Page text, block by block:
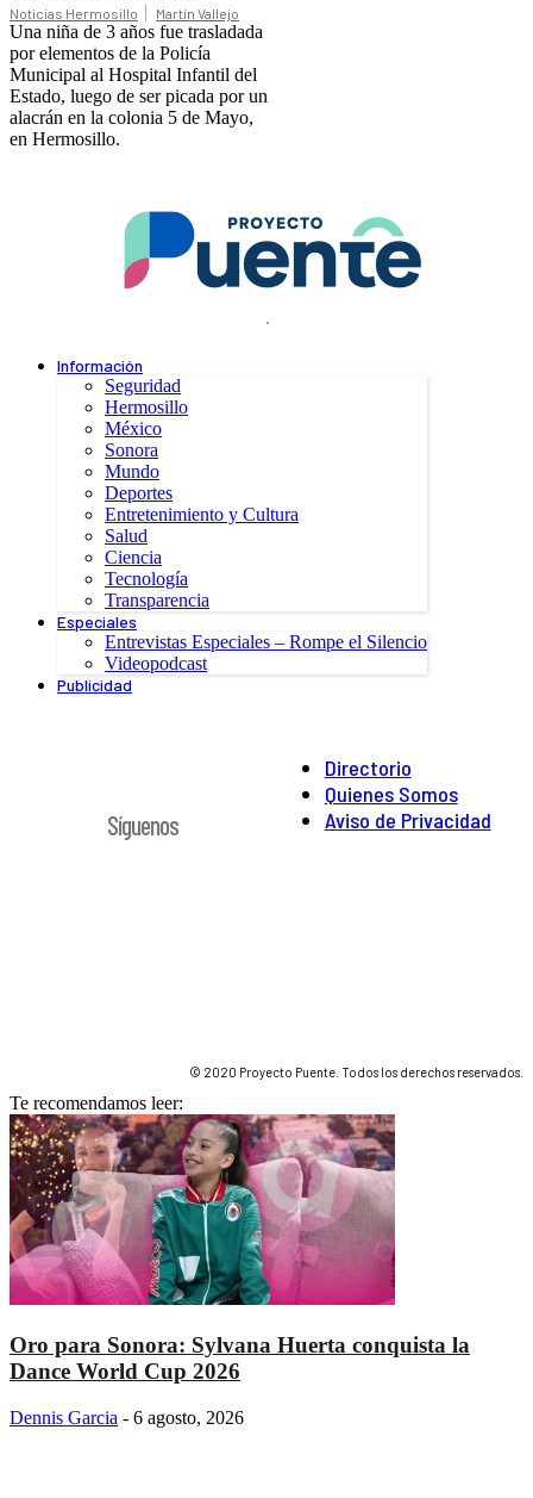
Noticias Hermosillo Martín Vallejo
Una niña de 3 años fue trasladada
por elementos de la Policía
Municipal al Hospital Infantil del
Estado, luego de ser picada por un
alacrán en la colonia 5 de Mayo,
en Hermosillo.
.
Información
Seguridad
Hermosillo
México
Sonora
Mundo
Deportes
Entretenimiento y Cultura
Salud
Ciencia
Tecnología
Transparencia
Especiales
Entrevistas Especiales – Rompe el Silencio
Videopodcast
Publicidad
Directorio
Quienes Somos
Aviso de Privacidad
Síguenos
© 2020 Proyecto Puente. Todos los derechos reservados.
Te recomendamos leer:
Oro para Sonora: Sylvana Huerta conquista la
Dance World Cup 2026
Dennis Garcia - 6 agosto, 2026